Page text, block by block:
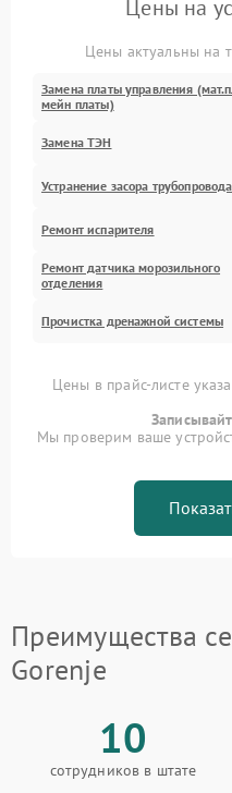
Цены на
Цены актуальны на
Замена платы управления
мейн платы)
Замена ТЭН
Устранение засора трубопровода
Ремонт испарителя
Ремонт датчика морозильного
отделения
Прочистка дренажной системы
Цены в прайс-листе
Мы проверим ваше
Преимущества
Gorenje
10
сотрудников в штате